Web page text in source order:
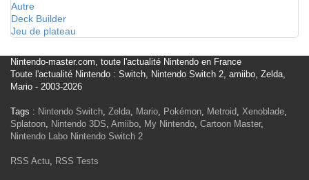
Autre
Deck Builder
Jeu de plateau
Nintendo-master.com, toute l'actualité Nintendo en France
Toute l'actualité Nintendo : Switch, Nintendo Switch 2, amiibo, Zelda,
Mario - 2003-2026
Tags : Nintendo Switch, Zelda, Mario, Pokémon, Metroid, Xenoblade,
Splatoon, Nintendo 3DS, Amiibo, My Nintendo, Cartoon Master,
Nintendo Labo Nintendo Switch 2
RSS Actu, RSS Tests